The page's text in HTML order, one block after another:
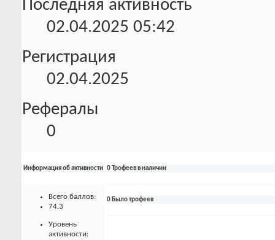
Последняя активность
02.04.2025 05:42
Регистрация
02.04.2025
Рефералы
0
Информация об активности
Всего баллов:
74.3
Уровень
активности:
0 Трофеев в наличии
0 Было трофеев